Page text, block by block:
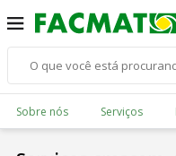
Sobre nós Serviços